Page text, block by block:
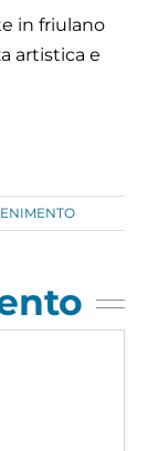
in friulano
artistica e